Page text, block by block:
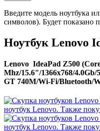
Введите модель ноутбука
символов). Будет показано
Ноутбук Lenovo
Lenovo IdeaPad Z500
Mhz/15.6"/1366x768/
GT 740M/Wi-Fi/Bluetooth/